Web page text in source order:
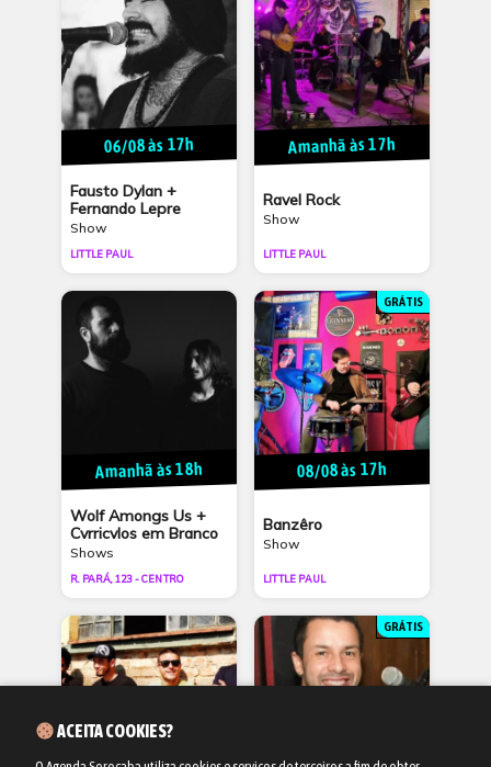
06/08 às 17h
Fausto Dylan +
Fernando Lepre
Show
LITTLE PAUL
Amanhã às 17h
Ravel Rock
Show
LITTLE PAUL
Amanhã às 18h
Wolf Amongs Us +
Cvrricvlos em Branco
Shows
R. PARÁ, 123 - CENTRO
GRÁTIS
08/08 às 17h
Banzêro
Show
LITTLE PAUL
GRÁTIS
ACEITA COOKIES?